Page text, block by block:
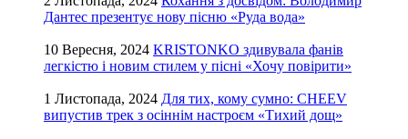
Дантес презентує нову пісню «Руда вода»
10 Вересня, 2024 KRISTONKO здивувала фанів
легкістю і новим стилем у пісні «Хочу повірити»
1 Листопада, 2024 Для тих, кому сумно: CHEEV
випустив трек з осіннім настроєм «Тихий дощ»